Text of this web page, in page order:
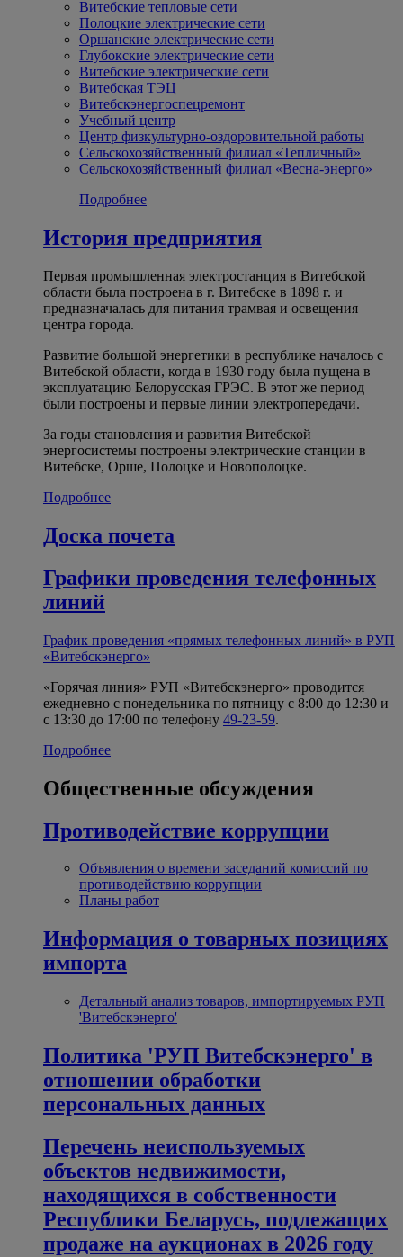
Витебские тепловые сети
Полоцкие электрические сети
Оршанские электрические сети
Глубокские электрические сети
Витебские электрические сети
Витебская ТЭЦ
Витебскэнергоспецремонт
Учебный центр
Центр физкультурно-оздоровительной работы
Сельскохозяйственный филиал «Тепличный»
Сельскохозяйственный филиал «Весна-энерго»
Подробнее
История предприятия
Первая промышленная электростанция в Витебской
области была построена в г. Витебске в 1898 г. и
предназначалась для питания трамвая и освещения
центра города.
Развитие большой энергетики в республике началось с
Витебской области, когда в 1930 году была пущена в
эксплуатацию Белорусская ГРЭС. В этот же период
были построены и первые линии электропередачи.
За годы становления и развития Витебской
энергосистемы построены электрические станции в
Витебске, Орше, Полоцке и Новополоцке.
Подробнее
Доска почета
Графики проведения телефонных
линий
График проведения «прямых телефонных линий» в РУП
«Витебскэнерго»
«Горячая линия» РУП «Витебскэнерго» проводится
ежедневно с понедельника по пятницу с 8:00 до 12:30 и
с 13:30 до 17:00 по телефону 49-23-59.
Подробнее
Общественные обсуждения
Противодействие коррупции
Объявления о времени заседаний комиссий по
противодействию коррупции
Планы работ
Информация о товарных позициях
импорта
Детальный анализ товаров, импортируемых РУП
'Витебскэнерго'
Политика 'РУП Витебскэнерго' в
отношении обработки
персональных данных
Перечень неиспользуемых
объектов недвижимости,
находящихся в собственности
Республики Беларусь, подлежащих
продаже на аукционах в 2026 году